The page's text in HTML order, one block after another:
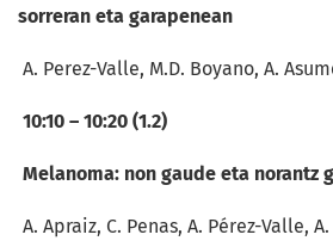
sorreran eta garapenean
A. Perez-Valle, M.D. Boyano, A.
10:10 – 10:20 (1.2)
Melanoma: non gaude eta norantz
A. Apraiz, C. Penas, A. Pérez-Valle,